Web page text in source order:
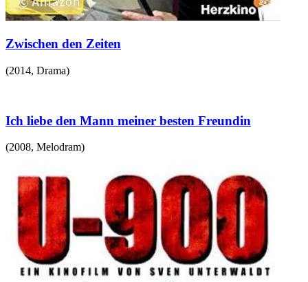
Zwischen den Zeiten
(2014, Drama)
Ich liebe den Mann meiner besten Freundin
(2008, Melodram)